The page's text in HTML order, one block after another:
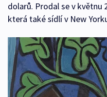
dolarů. Prodal se v květnu
která také sídlí v New